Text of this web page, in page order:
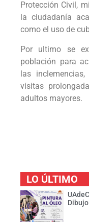
Protección Civil,
la ciudadanía
como el uso de
Por ultimo se
población para
las
visitas
adultos mayores.
LO ÚLTIMO